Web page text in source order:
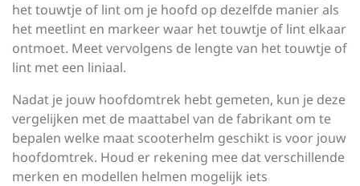
het touwtje of lint om je hoofd op dezelfde manier als
het meetlint en markeer waar het touwtje of lint elkaar
ontmoet. Meet vervolgens de lengte van het touwtje of
lint met een liniaal.
Nadat je jouw hoofdomtrek hebt gemeten, kun je deze
vergelijken met de maattabel van de fabrikant om te
bepalen welke maat scooterhelm geschikt is voor jouw
hoofdomtrek. Houd er rekening mee dat verschillende
merken en modellen helmen mogelijk iets